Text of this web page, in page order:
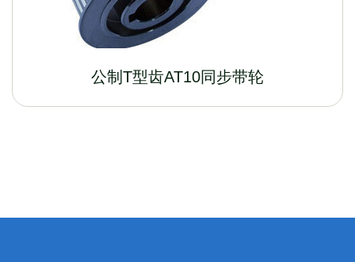
公制T型齿AT10同步带轮